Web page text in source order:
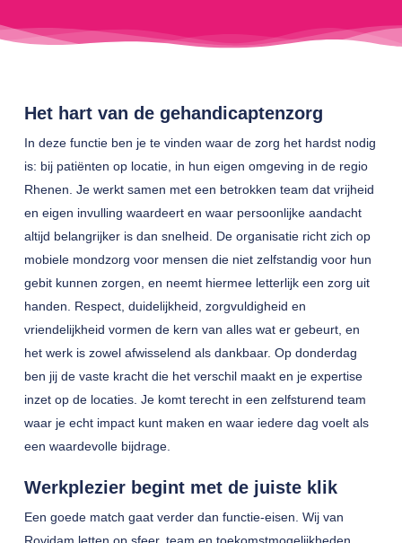
Het hart van de gehandicaptenzorg
In deze functie ben je te vinden waar de zorg het hardst nodig
is: bij patiënten op locatie, in hun eigen omgeving in de regio
Rhenen. Je werkt samen met een betrokken team dat vrijheid
en eigen invulling waardeert en waar persoonlijke aandacht
altijd belangrijker is dan snelheid. De organisatie richt zich op
mobiele mondzorg voor mensen die niet zelfstandig voor hun
gebit kunnen zorgen, en neemt hiermee letterlijk een zorg uit
handen. Respect, duidelijkheid, zorgvuldigheid en
vriendelijkheid vormen de kern van alles wat er gebeurt, en
het werk is zowel afwisselend als dankbaar. Op donderdag
ben jij de vaste kracht die het verschil maakt en je expertise
inzet op de locaties. Je komt terecht in een zelfsturend team
waar je echt impact kunt maken en waar iedere dag voelt als
een waardevolle bijdrage.
Werkplezier begint met de juiste klik
Een goede match gaat verder dan functie-eisen. Wij van